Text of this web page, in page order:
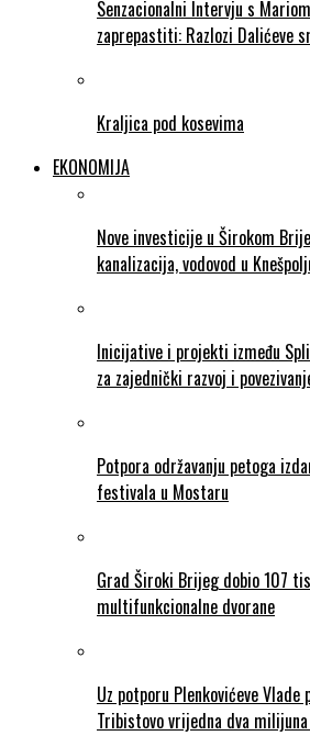
Senzacionalni Intervju s
zaprepastiti: Razlozi Dalićeve
Kraljica pod kosevima
EKONOMIJA
Nove investicije u Širokom
kanalizacija, vodovod u
Inicijative i projekti između
za zajednički razvoj i
Potpora održavanju petoga
festivala u Mostaru
Grad Široki Brijeg dobio 107
multifunkcionalne dvorane
Uz potporu Plenkovićeve
Tribistovo vrijedna dva